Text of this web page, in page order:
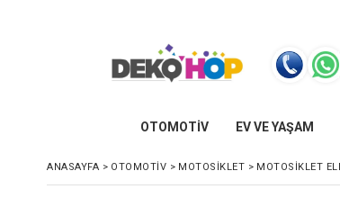
OTOMOTİV EV VE YAŞAM
ANASAYFA > OTOMOTİV > MOTOSİKLET > MOTOSİKLET